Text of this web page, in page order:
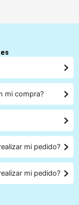
mi compra?
mi pedido?
mi pedido?